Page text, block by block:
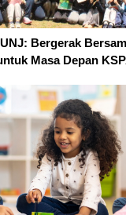
Bergerak
Masa Depan